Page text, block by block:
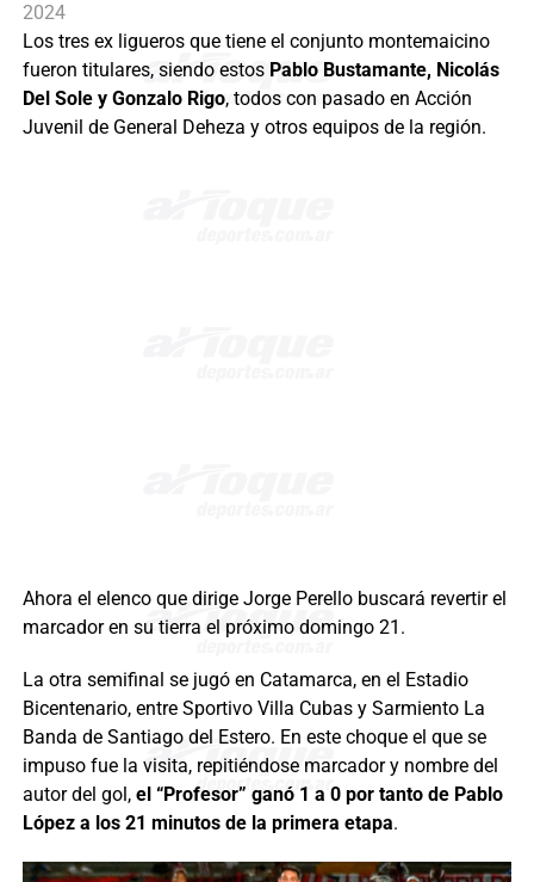
2024
Los tres ex ligueros que tiene el conjunto montemaicino
fueron titulares, siendo estos Pablo Bustamante, Nicolás
Del Sole y Gonzalo Rigo, todos con pasado en Acción
Juvenil de General Deheza y otros equipos de la región.
Ahora el elenco que dirige Jorge Perello buscará revertir el
marcador en su tierra el próximo domingo 21.
La otra semifinal se jugó en Catamarca, en el Estadio
Bicentenario, entre Sportivo Villa Cubas y Sarmiento La
Banda de Santiago del Estero. En este choque el que se
impuso fue la visita, repitiéndose marcador y nombre del
autor del gol, el “Profesor” ganó 1 a 0 por tanto de Pablo
López a los 21 minutos de la primera etapa.